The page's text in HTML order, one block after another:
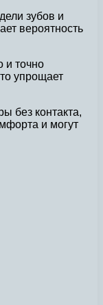
зубов и
вероятность
и точно
упрощает
без контакта,
и могут